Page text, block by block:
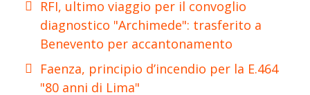
RFI, ultimo viaggio per il convoglio
diagnostico "Archimede": trasferito a
Benevento per accantonamento
Faenza, principio d’incendio per la E.464
"80 anni di Lima"